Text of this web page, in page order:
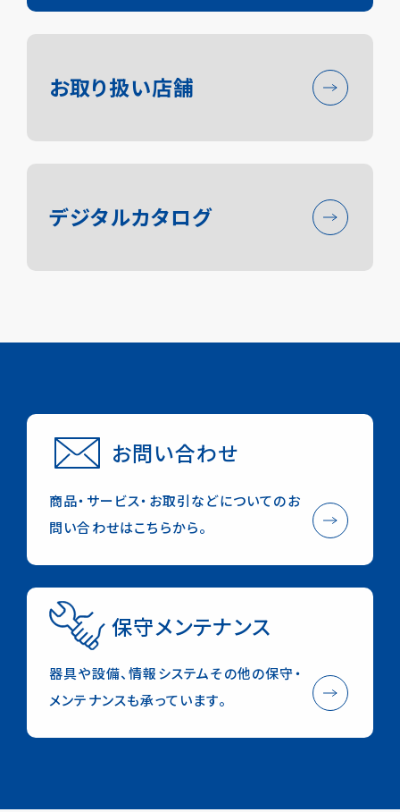
お取り扱い店舗
デジタルカタログ
お問い合わせ
商品・サービス・お取引などについてのお
問い合わせはこちらから。
保守メンテナンス
器具や設備、情報システムその他の保守・
メンテナンスも承っています。